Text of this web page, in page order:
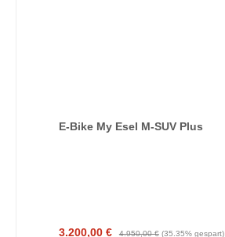
E-Bike My Esel M-SUV Plus
Verkaufspreis:
3.200,00 € Regulärer Preis:
4.950,00 € (35.35% gespart)